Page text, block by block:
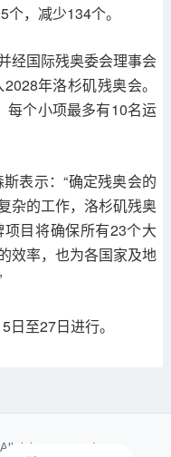
，减少134个。
经国际残奥委会理事会
年洛杉矶残奥会。
每个小项最多有10名运
表示：“确定残奥会的
杂的工作，洛杉矶残奥
目将确保所有23个大
效率，也为各国家及地
至27日进行。
rights reserved